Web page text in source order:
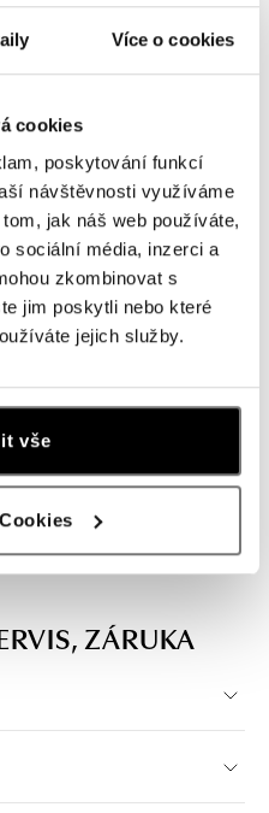
Více o cookies
cookies
poskytování funkcí
návštěvnosti využíváme
jak náš web používáte,
sociální média, inzerci a
zkombinovat s
jim poskytli nebo které
jejich služby.
vše
VÝMENY
ZÁRUKA